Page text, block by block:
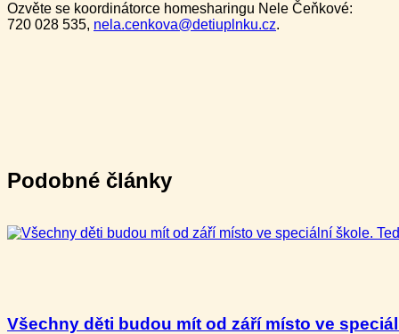
Ozvěte se koordinátorce homesharingu Nele Čeňkové:
720 028 535, nela.cenkova@detiuplnku.cz.
Podobné články
Všechny děti budou mít od září místo ve